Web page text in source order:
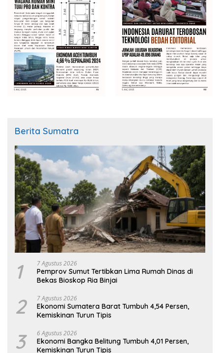
Berita Sumatra
1 7 Agustus 2026
Pemprov Sumut Tertibkan Lima Rumah Dinas di
Bekas Bioskop Ria Binjai
2 7 Agustus 2026
Ekonomi Sumatera Barat Tumbuh 4,54 Persen,
Kemiskinan Turun Tipis
3 6 Agustus 2026
Ekonomi Bangka Belitung Tumbuh 4,01 Persen,
Kemiskinan Turun Tipis